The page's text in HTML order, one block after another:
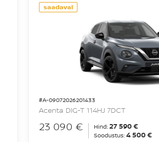
saadaval
#A-09072026201433
Acenta DIG-T 114HJ 7DCT
23 090 € Hind: 27 590 €
Soodustus: 4 500 €